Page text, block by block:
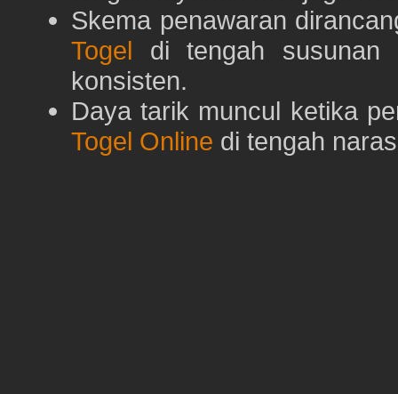
Skema penawaran
Togel di tengah susunan
konsisten.
Daya tarik muncul ketika
Togel Online di tengah